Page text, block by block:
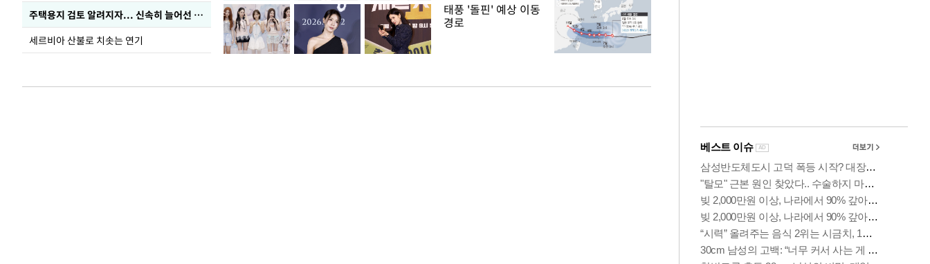
주택용지 검토 알려지자... 신속히 늘어선 '근조화환'
세르비아 산불로 치솟는 연기
태풍 '돌핀' 예상 이동
경로